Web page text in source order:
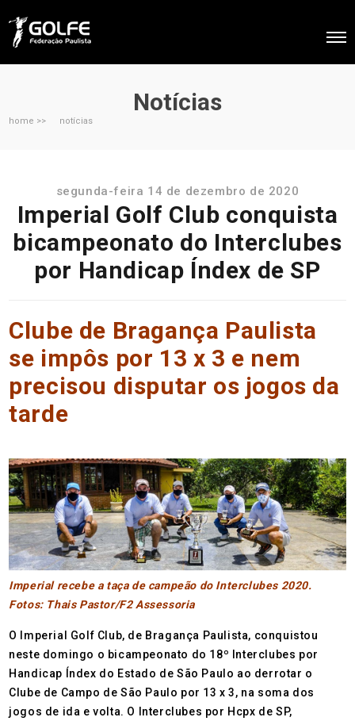
Notícias
home >> notícias
segunda-feira 14 de dezembro de 2020
Imperial Golf Club conquista
bicampeonato do Interclubes
por Handicap Índex de SP
Clube de Bragança Paulista
se impôs por 13 x 3 e nem
precisou disputar os jogos da
tarde
Imperial recebe a taça de campeão do Interclubes 2020.
Fotos: Thais Pastor/F2 Assessoria
O Imperial Golf Club, de Bragança Paulista, conquistou
neste domingo o bicampeonato do 18º Interclubes por
Handicap Índex do Estado de São Paulo ao derrotar o
Clube de Campo de São Paulo por 13 x 3, na soma dos
jogos de ida e volta. O Interclubes por Hcpx de SP,